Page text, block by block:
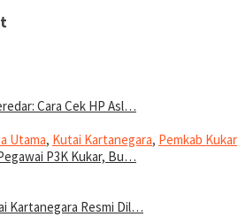
Cara Cek HP Asl…
Utama, Kutai Kartanegara, Pemkab Kukar
P3K Kukar, Bu…
Kartanegara Resmi Dil…